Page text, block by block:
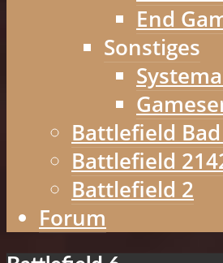
End
Sonstiges
Battlefield
Battlefield
Battlefield 2
Forum